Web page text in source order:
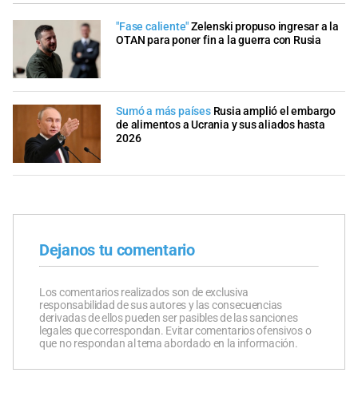
"Fase caliente"Zelenski propuso ingresar a la
OTAN para poner fin a la guerra con Rusia
Sumó a más países Rusia amplió el embargo
de alimentos a Ucrania y sus aliados hasta
2026
Dejanos tu comentario
Los comentarios realizados son de exclusiva
responsabilidad de sus autores y las consecuencias
derivadas de ellos pueden ser pasibles de las sanciones
legales que correspondan. Evitar comentarios ofensivos o
que no respondan al tema abordado en la información.